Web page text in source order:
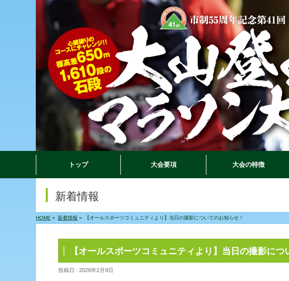
トップ 大会要項 大会の特徴
新着情報
HOME » 新着情報 » 【オールスポーツコミュニティより】当日の撮影についてのお知らせ！
【オールスポーツコミュニティより】当日の撮影につ
投稿日 : 2026年2月9日